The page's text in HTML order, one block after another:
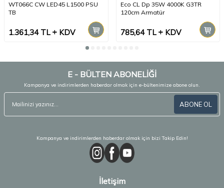
WT066C CW LED45 L1500 PSU
TB
1.361,34TL KDV
Eco CL Dp 35W 4000K G3TR
120cm Armatür
785,64TL KDV
E - BÜLTEN ABONELİĞİ
Kampanya ve indirimlerden haberdar olmak için e-bültenimize abone olun.
ABONE OL
Kampanya ve indirimlerden haberdar olmak için bizi Takip Edin!
İletişim